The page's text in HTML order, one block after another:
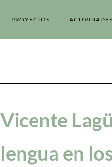
PROYECTOS ACTIVIDADES
Vicente
lengua en